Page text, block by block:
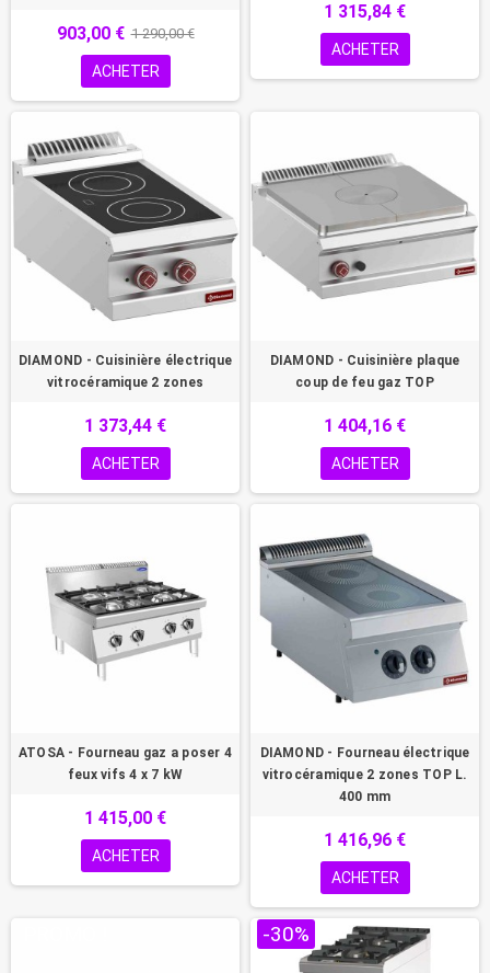
903,00 € 1 290,00 €
ACHETER
1 315,84 €
ACHETER
DIAMOND - Cuisinière électrique
vitrocéramique 2 zones
1 373,44 €
ACHETER
DIAMOND - Cuisinière plaque
coup de feu gaz TOP
1 404,16 €
ACHETER
ATOSA - Fourneau gaz a poser 4
feux vifs 4 x 7 kW
1 415,00 €
ACHETER
DIAMOND - Fourneau électrique
vitrocéramique 2 zones TOP L.
400 mm
1 416,96 €
ACHETER
-30%